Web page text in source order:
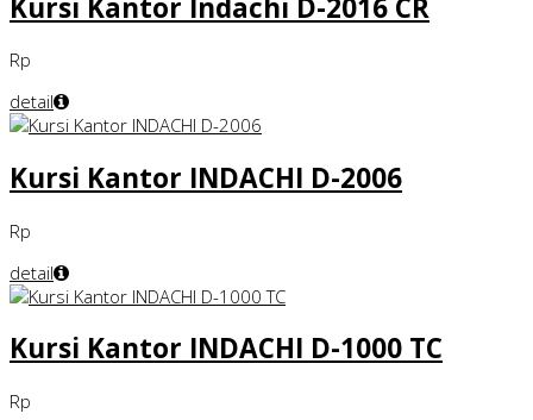
Kursi Kantor Indachi D-2016 CR
Rp
detail
Kursi Kantor INDACHI D-2006
Rp
detail
Kursi Kantor INDACHI D-1000 TC
Rp